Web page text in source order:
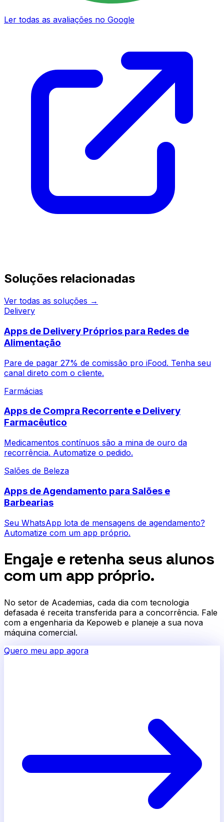
Ler todas as avaliações no Google
Soluções relacionadas
Ver todas as soluções →
Delivery
Apps de Delivery Próprios para Redes de
Alimentação
Pare de pagar 27% de comissão pro iFood. Tenha seu
canal direto com o cliente.
Farmácias
Apps de Compra Recorrente e Delivery
Farmacêutico
Medicamentos contínuos são a mina de ouro da
recorrência. Automatize o pedido.
Salões de Beleza
Apps de Agendamento para Salões e
Barbearias
Seu WhatsApp lota de mensagens de agendamento?
Automatize com um app próprio.
Engaje e retenha seus alunos
com um app próprio.
No setor de Academias, cada dia com tecnologia
defasada é receita transferida para a concorrência. Fale
com a engenharia da Kepoweb e planeje a sua nova
máquina comercial.
Quero meu app agora